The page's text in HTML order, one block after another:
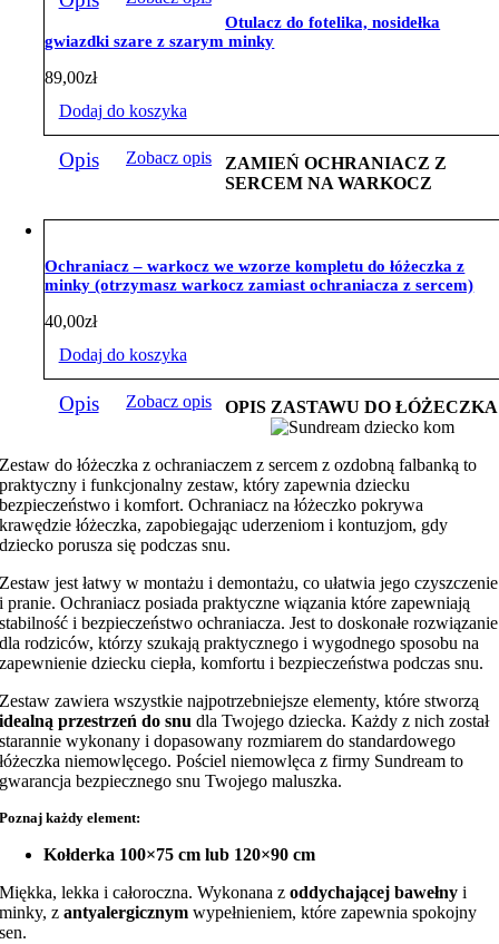
Otulacz do fotelika, nosidełka
gwiazdki szare z szarym minky
89,00zł
Dodaj do koszyka
Opis Zobacz opis
ZAMIEŃ OCHRANIACZ Z
SERCEM NA WARKOCZ
Ochraniacz – warkocz we wzorze kompletu do łóżeczka z
minky (otrzymasz warkocz zamiast ochraniacza z sercem)
40,00zł
Dodaj do koszyka
Opis Zobacz opis OPIS ZASTAWU DO ŁÓŻECZKA
Zestaw do łóżeczka z ochraniaczem z sercem z ozdobną falbanką to
praktyczny i funkcjonalny zestaw, który zapewnia dziecku
bezpieczeństwo i komfort. Ochraniacz na łóżeczko pokrywa
krawędzie łóżeczka, zapobiegając uderzeniom i kontuzjom, gdy
dziecko porusza się podczas snu.
Zestaw jest łatwy w montażu i demontażu, co ułatwia jego czyszczenie
i pranie. Ochraniacz posiada praktyczne wiązania które zapewniają
stabilność i bezpieczeństwo ochraniacza. Jest to doskonałe rozwiązanie
dla rodziców, którzy szukają praktycznego i wygodnego sposobu na
zapewnienie dziecku ciepła, komfortu i bezpieczeństwa podczas snu.
Zestaw zawiera wszystkie najpotrzebniejsze elementy, które stworzą
idealną przestrzeń do snu dla Twojego dziecka. Każdy z nich został
starannie wykonany i dopasowany rozmiarem do standardowego
łóżeczka niemowlęcego. Pościel niemowlęca z firmy Sundream to
gwarancja bezpiecznego snu Twojego maluszka.
Poznaj każdy element:
Kołderka 100×75 cm lub 120×90 cm
Miękka, lekka i całoroczna. Wykonana zoddychającej bawełny i
minky, zantyalergicznym wypełnieniem, które zapewnia spokojny
sen.